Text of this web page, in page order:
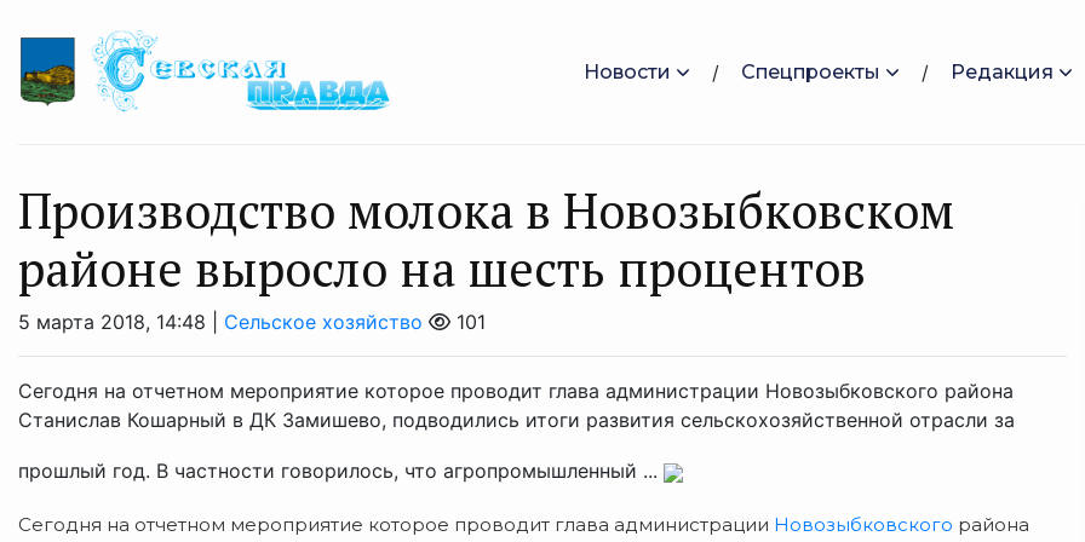
Новости Спецпроекты Редакция
Производство молока в Новозыбковском
районе выросло на шесть процентов
5 марта 2018, 14:48 | Сельское хозяйство 101
Сегодня на отчетном мероприятие которое проводит глава администрации Новозыбковского района
Станислав Кошарный в ДК Замишево, подводились итоги развития сельскохозяйственной отрасли за
прошлый год. В частности говорилось, что агропромышленный ...
Сегодня на отчетном мероприятие которое проводит глава администрации Новозыбковского района